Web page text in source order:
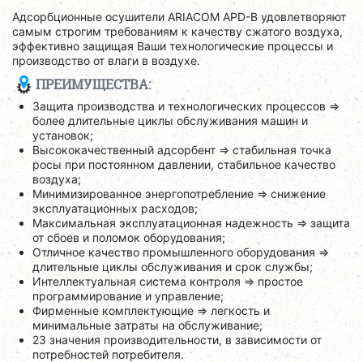
Адсорбционные осушители ARIACOM APD-B удовлетворяют
самым строгим требованиям к качеству сжатого воздуха,
эффективно защищая Ваши технологические процессы и
производство от влаги в воздухе.
ПРЕИМУЩЕСТВА:
Защита производства и технологических процессов =>
более длительные циклы обслуживания машин и
установок;
Высококачественный адсорбент => стабильная точка
росы при постоянном давлении, стабильное качество
воздуха;
Минимизированное энергопотребление => снижение
эксплуатационных расходов;
Максимальная эксплуатационная надежность => защита
от сбоев и поломок оборудования;
Отличное качество промышленного оборудования =>
длительные циклы обслуживания и срок службы;
Интеллектуальная система контроля => простое
программирование и управление;
Фирменные комплектующие => легкость и
минимальные затраты на обслуживание;
23 значения производительности, в зависимости от
потребностей потребителя.